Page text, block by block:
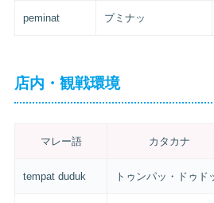
peminat プミナッ
店内・観戦環境
マレー語 カタカナ
tempat duduk トゥンパッ・ドゥド